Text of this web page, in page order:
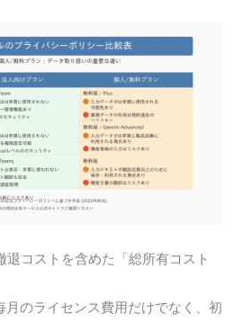
退コストを含めた「総所有コスト
月のライセンス費用だけでなく、初